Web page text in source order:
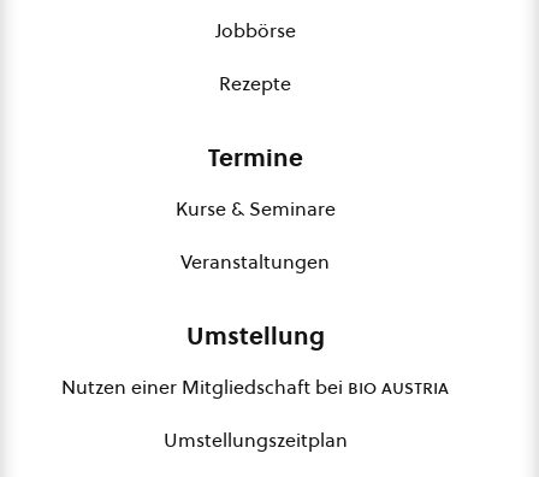
Jobbörse
Rezepte
Termine
Kurse & Seminare
Veranstaltungen
Umstellung
Nutzen einer Mitgliedschaft bei bio austria
Umstellungszeitplan